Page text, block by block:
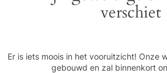
verschiet
Er is iets moois in het vooruitzicht! Onze
gebouwd en zal binnenkort